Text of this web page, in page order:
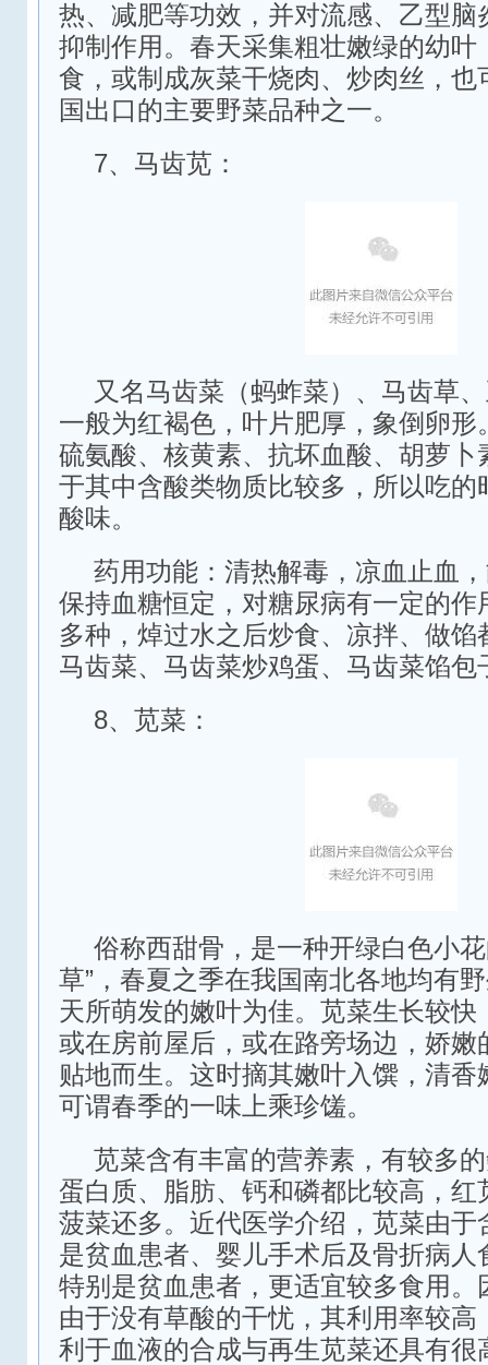
热、减肥等功效，并对流感、乙型脑
抑制作用。春天采集粗壮嫩绿的幼叶
食，或制成灰菜干烧肉、炒肉丝，也
国出口的主要野菜品种之一。
7、马齿苋：
又名马齿菜（蚂蚱菜）、马齿草
一般为红褐色，叶片肥厚，象倒卵形
硫氨酸、核黄素、抗坏血酸、胡萝卜
于其中含酸类物质比较多，所以吃的
酸味。
药用功能：清热解毒，凉血止血
保持血糖恒定，对糖尿病有一定的作
多种，焯过水之后炒食、凉拌、做馅
马齿菜、马齿菜炒鸡蛋、马齿菜馅包
8、苋菜：
俗称西甜骨，是一种开绿白色小
草”，春夏之季在我国南北各地均有
天所萌发的嫩叶为佳。苋菜生长较快
或在房前屋后，或在路旁场边，娇嫩
贴地而生。这时摘其嫩叶入馔，清香
可谓春季的一味上乘珍馐。
苋菜含有丰富的营养素，有较多
蛋白质、脂肪、钙和磷都比较高，红
菠菜还多。近代医学介绍，苋菜由于
是贫血患者、婴儿手术后及骨折病人
特别是贫血患者，更适宜较多食用。
由于没有草酸的干忧，其利用率较高
利于血液的合成与再生苋菜还具有很